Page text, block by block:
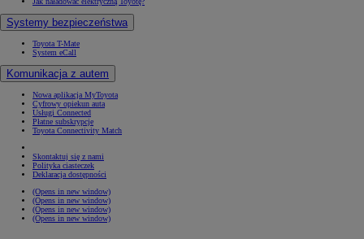
Systemy bezpieczeństwa
Toyota T-Mate
System eCall
Komunikacja z autem
Nowa aplikacja MyToyota
Cyfrowy opiekun auta
Usługi Connected
Płatne subskrypcje
Toyota Connectivity Match
Skontaktuj się z nami
Polityka ciasteczek
Deklaracja dostępności
(Opens in new window)
(Opens in new window)
(Opens in new window)
(Opens in new window)